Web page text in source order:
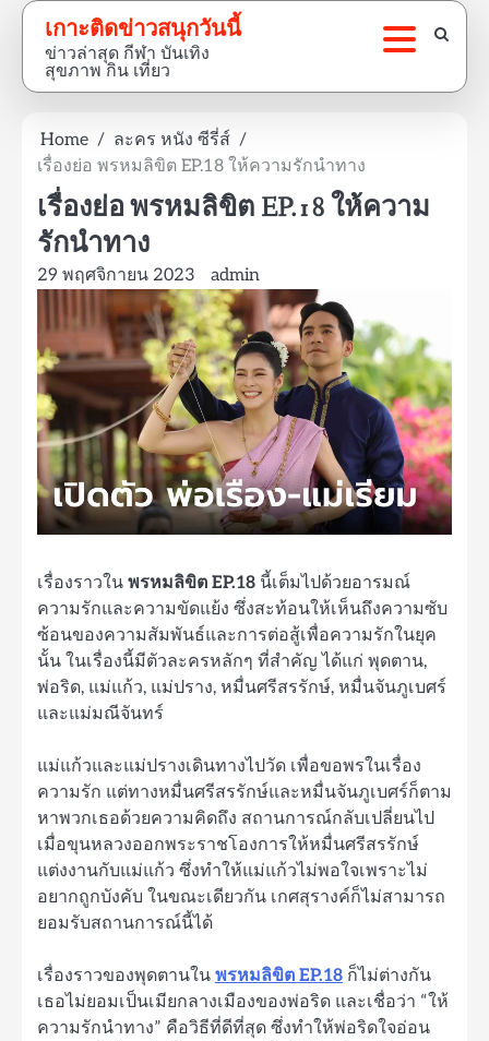
Skip
content
เกาะติดข่าวสนุกวันนี้
ข่าวล่าสุด กีฬา บันเทิง
สุขภาพ กิน เที่ยว
Home
ละคร หนัง ซีรี่ส์
เรื่องย่อ พรหมลิขิต EP.18 ให้ความรักนำทาง
เรื่องย่อ พรหมลิขิต EP.18 ให้ความ
รักนำทาง
29 พฤศจิกายน 2023 admin
เรื่องราวใน พรหมลิขิต EP.18 นี้เต็มไปด้วยอารมณ์
ความรักและความขัดแย้ง ซึ่งสะท้อนให้เห็นถึงความซับ
ซ้อนของความสัมพันธ์และการต่อสู้เพื่อความรักในยุค
นั้น ในเรื่องนี้มีตัวละครหลักๆ ที่สำคัญ ได้แก่ พุดตาน,
พ่อริด, แม่แก้ว, แม่ปราง, หมื่นศรีสรรักษ์, หมื่นจันภูเบศร์
และแม่มณีจันทร์
แม่แก้วและแม่ปรางเดินทางไปวัด เพื่อขอพรในเรื่อง
ความรัก แต่ทางหมื่นศรีสรรักษ์และหมื่นจันภูเบศร์ก็ตาม
หาพวกเธอด้วยความคิดถึง สถานการณ์กลับเปลี่ยนไป
เมื่อขุนหลวงออกพระราชโองการให้หมื่นศรีสรรักษ์
แต่งงานกับแม่แก้ว ซึ่งทำให้แม่แก้วไม่พอใจเพราะไม่
อยากถูกบังคับ ในขณะเดียวกัน เกศสุรางค์ก็ไม่สามารถ
ยอมรับสถานการณ์นี้ได้
เรื่องราวของพุดตานใน พรหมลิขิต EP.18 ก็ไม่ต่างกัน
เธอไม่ยอมเป็นเมียกลางเมืองของพ่อริด และเชื่อว่า “ให้
ความรักนำทาง” คือวิธีที่ดีที่สุด ซึ่งทำให้พ่อริดใจอ่อน